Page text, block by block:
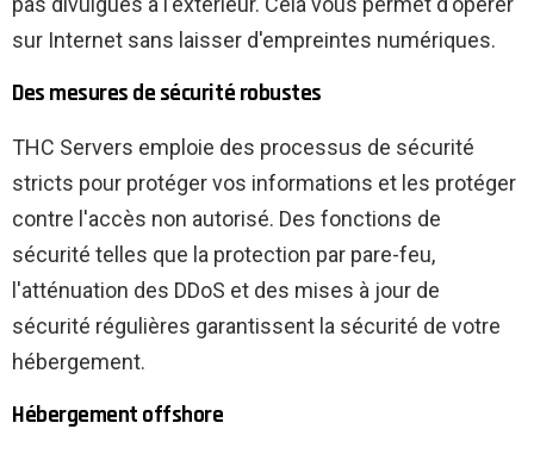
sur Internet sans laisser d'empreintes numériques.
Des mesures de sécurité robustes
THC Servers emploie des processus de sécurité
stricts pour protéger vos informations et les protéger
contre l'accès non autorisé. Des fonctions de
sécurité telles que la protection par pare-feu,
l'atténuation des DDoS et des mises à jour de
sécurité régulières garantissent la sécurité de votre
hébergement.
Hébergement offshore